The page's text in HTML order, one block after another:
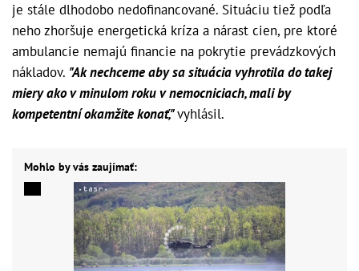
je stále dlhodobo nedofinancované. Situáciu tiež podľa
neho zhoršuje energetická kríza a nárast cien, pre ktoré
ambulancie nemajú financie na pokrytie prevádzkových
nákladov. "Ak nechceme aby sa situácia vyhrotila do takej
miery ako v minulom roku v nemocniciach, mali by
kompetentní okamžite konať,"vyhlásil.
Mohlo by vás zaujímať: